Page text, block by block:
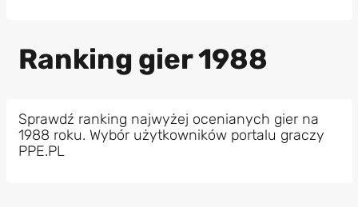
Ranking gier 1988
Sprawdź ranking najwyżej ocenianych gier na
1988 roku. Wybór użytkowników portalu graczy
PPE.PL